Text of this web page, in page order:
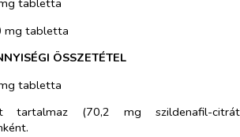
mg tabletta
ÖSSZETÉTEL
tabletta
tartalmaz (70,2 mg szildenafil-citrát